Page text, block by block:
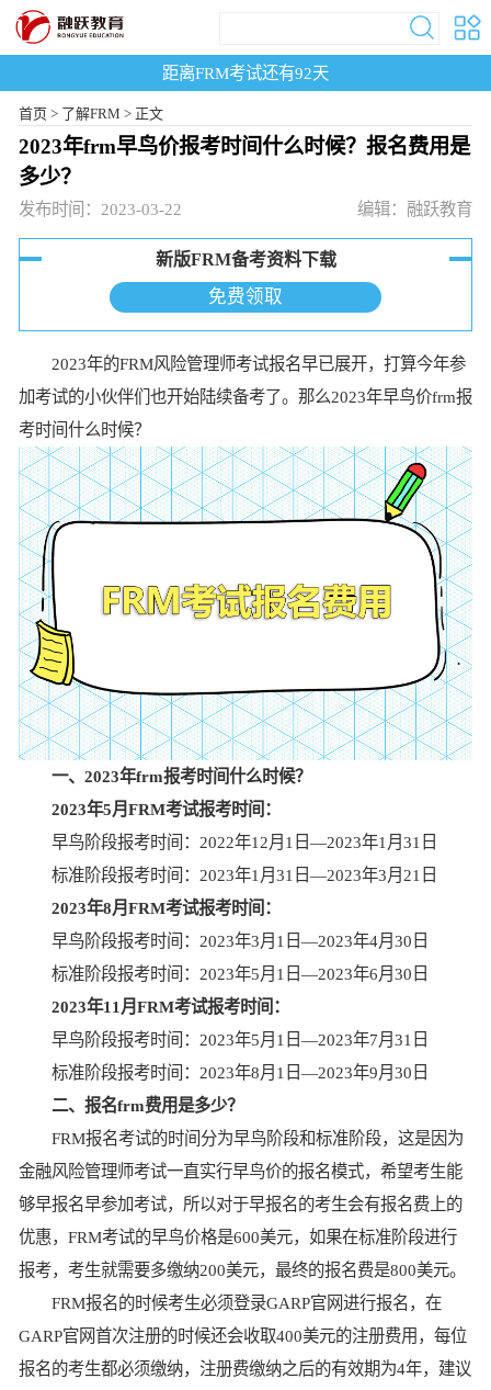
距离FRM考试还有92天
首页> 了解FRM > 正文
2023年frm早鸟价报考时间什么时候？报名费用是
多少？
发布时间：2023-03-22 编辑：融跃教育
新版FRM备考资料下载
免费领取
2023年的FRM风险管理师考试报名早已展开，打算今年参
加考试的小伙伴们也开始陆续备考了。那么2023年早鸟价frm报
考时间什么时候？
一、2023年frm报考时间什么时候？
2023年5月FRM考试报考时间：
早鸟阶段报考时间：2022年12月1日—2023年1月31日
标准阶段报考时间：2023年1月31日—2023年3月21日
2023年8月FRM考试报考时间：
早鸟阶段报考时间：2023年3月1日—2023年4月30日
标准阶段报考时间：2023年5月1日—2023年6月30日
2023年11月FRM考试报考时间：
早鸟阶段报考时间：2023年5月1日—2023年7月31日
标准阶段报考时间：2023年8月1日—2023年9月30日
二、报名frm费用是多少？
FRM报名考试的时间分为早鸟阶段和标准阶段，这是因为
金融风险管理师考试一直实行早鸟价的报名模式，希望考生能
够早报名早参加考试，所以对于早报名的考生会有报名费上的
优惠，FRM考试的早鸟价格是600美元，如果在标准阶段进行
报考，考生就需要多缴纳200美元，最终的报名费是800美元。
FRM报名的时候考生必须登录GARP官网进行报名，在
GARP官网首次注册的时候还会收取400美元的注册费用，每位
报名的考生都必须缴纳，注册费缴纳之后的有效期为4年，建议